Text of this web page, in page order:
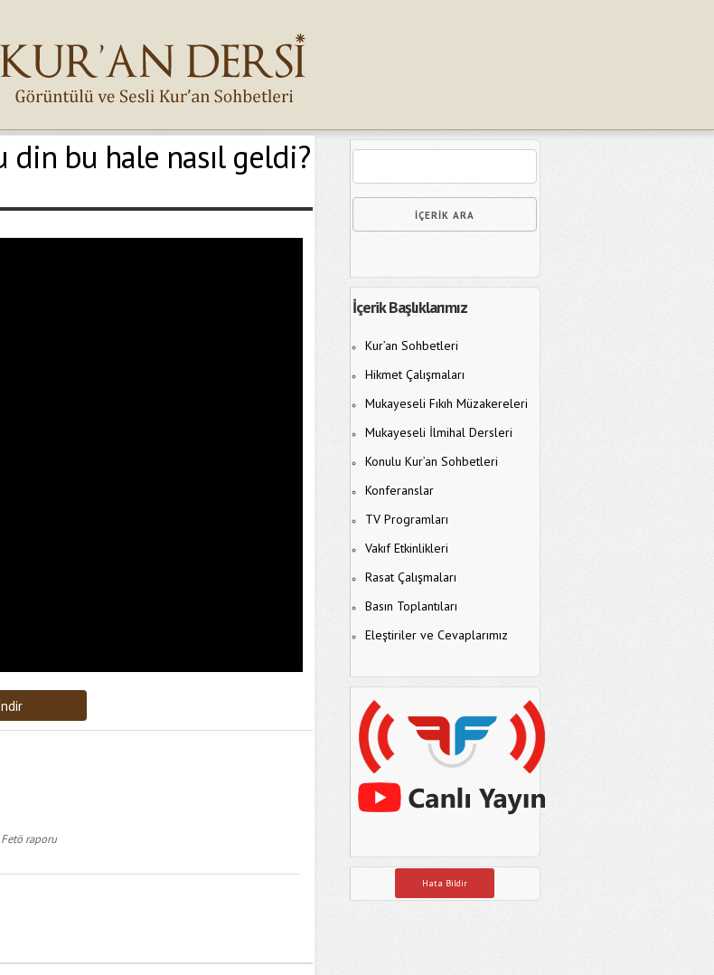
din bu hale nasıl geldi?
Fetö raporu
İçerik Başlıklarımız
Kur’an Sohbetleri
Hikmet Çalışmaları
Mukayeseli Fıkıh Müzakereleri
Mukayeseli İlmihal Dersleri
Konulu Kur’an Sohbetleri
Konferanslar
TV Programları
Vakıf Etkinlikleri
Rasat Çalışmaları
Basın Toplantıları
Eleştiriler ve Cevaplarımız
Hata Bildir